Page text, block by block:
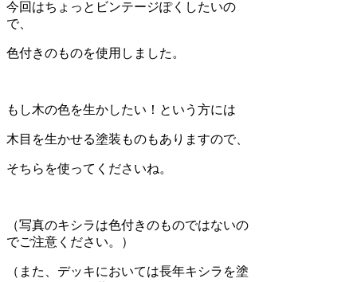
今回はちょっとビンテージぽくしたいの
で、
色付きのものを使用しました。
もし木の色を生かしたい！という方には
木目を生かせる塗装ものもありますので、
そちらを使ってくださいね。
（写真のキシラは色付きのものではないの
でご注意ください。）
（また、デッキにおいては長年キシラを塗